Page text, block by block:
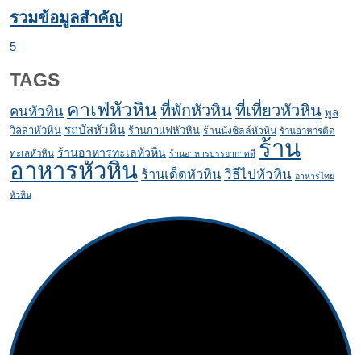
รวมข้อมูลสำคัญ
5
TAGS
คนหัวหิน คาเฟ่หัวหินที่พักหัวหินที่เที่ยวหัวหิน พูล
วิลล่าหัวหิน รถบัสหัวหิน ร้านกาแฟหัวหิน ร้านนั่งชิลล์หัวหิน ร้านอาหารติด
ทะเลหัวหิน ร้านอาหารทะเลหัวหิน ร้านอาหารบรรยากาศดี ร้าน
อาหารหัวหิน ร้านเด็ดหัวหิน วิธีไปหัวหิน อาหารไทย
หัวหิน